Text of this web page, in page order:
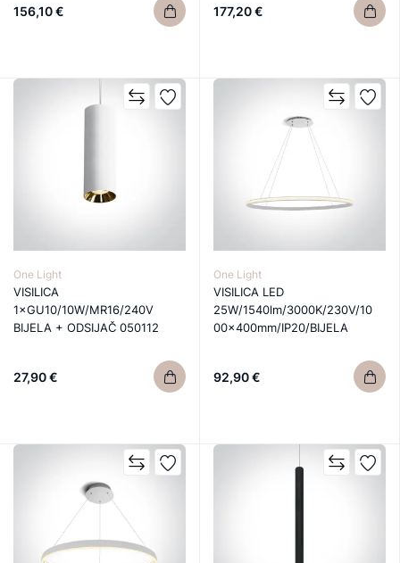
156,10 € 177,20 €
One Light
VISILICA
1×GU10/10W/MR16/240V
BIJELA + ODSIJAČ 050112
27,90 €
One Light
VISILICA LED
25W/1540lm/3000K/230V/10
00x400mm/IP20/BIJELA
92,90 €